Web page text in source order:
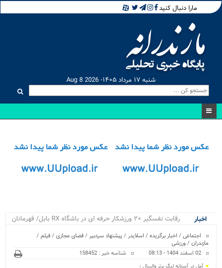
مارا دنبال کنید
شنبه ۱۷ مرداد ۱۴۰۵- Aug 8 2026
اخبار
رقابت نفسگیر ۲۰ ورزشکار حرفه ای در باشگاه RX بابل/ قهرمانان
کراسفیت شهرستان بابل...
اجتماعی / اخبار برگزیده / اسلایدر / پیشنهاد سردبیر /فضای مجازی /فیلم /
مازندران /ورزشی
02 اسفند 1404 - 08:13
شناسه خبر : 158452
آمل در آستانه لیگ برتر والیبال ؛